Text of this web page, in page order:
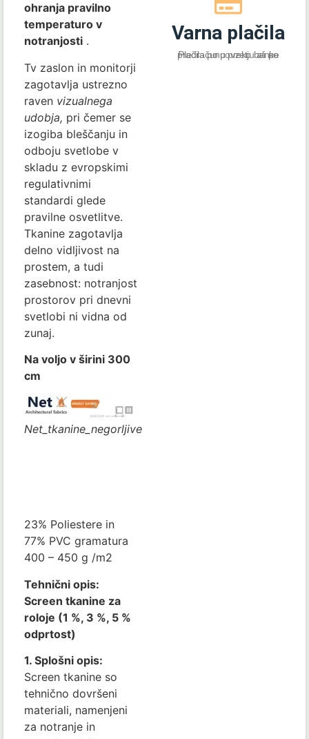
ohranja pravilno
temperaturo v
notranjosti .
Tv zaslon in monitorji
zagotavlja ustrezno
raven vizualnega
udobja, pri čemer se
izogiba bleščanju in
odboju svetlobe v
skladu z evropskimi
regulativnimi
standardi glede
pravilne osvetlitve.
Tkanine zagotavlja
delno vidljivost na
prostem, a tudi
zasebnost: notranjost
prostorov pri dnevni
svetlobi ni vidna od
zunaj.
Na voljo v širini 300
cm
Net_tkanine_negorljive
23% Poliestere in
77% PVC gramatura
400 – 450 g /m2
Tehnični opis:
Screen tkanine za
roloje (1 %, 3 %, 5 %
odprtost)
1. Splošni opis:
Screen tkanine so
tehnično dovršeni
materiali, namenjeni
za notranje in
Varna plačila
Plačila po povzetju ali po predračunu preko banke